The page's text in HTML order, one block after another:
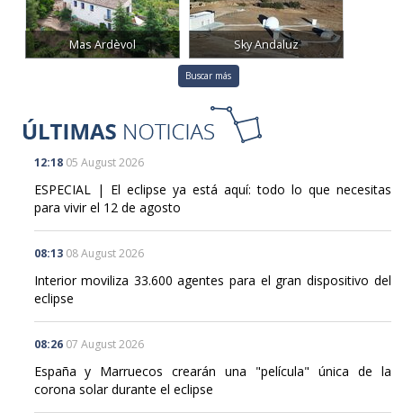
Mas Ardèvol Sky Andaluz
Buscar más
12:18 05 August 2026
ESPECIAL | El eclipse ya está aquí: todo lo que necesitas
para vivir el 12 de agosto
08:13 08 August 2026
Interior moviliza 33.600 agentes para el gran dispositivo del
eclipse
08:26 07 August 2026
España y Marruecos crearán una "película" única de la
corona solar durante el eclipse